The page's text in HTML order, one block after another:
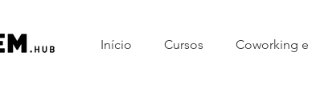
Início Cursos Coworking e